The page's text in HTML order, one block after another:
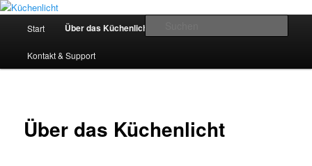
Zum
springenKüchenlicht
Der Mitkochpodcast
Start Über das Küchenlicht
Kontakt & Support
Über das Küchenlicht